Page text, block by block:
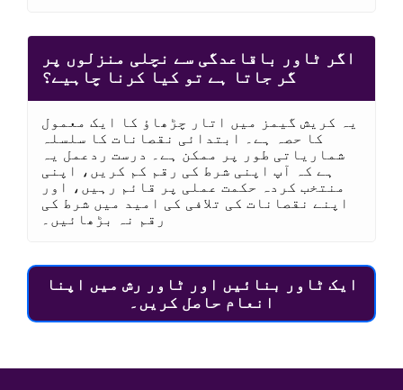
اگر ٹاور باقاعدگی سے نچلی منزلوں پر
گر جاتا ہے تو کیا کرنا چاہیے؟
یہ کریش گیمز میں اتار چڑھاؤ کا ایک معمول
کا حصہ ہے۔ ابتدائی نقصانات کا سلسلہ
شماریاتی طور پر ممکن ہے۔ درست ردعمل یہ
ہے کہ آپ اپنی شرط کی رقم کم کریں، اپنی
منتخب کردہ حکمت عملی پر قائم رہیں، اور
اپنے نقصانات کی تلافی کی امید میں شرط کی
رقم نہ بڑھائیں۔
ایک ٹاور بنائیں اور ٹاور رش میں اپنا
انعام حاصل کریں۔